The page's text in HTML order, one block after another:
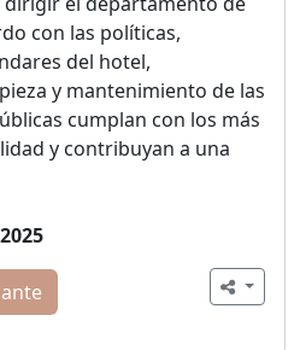
con las políticas,
del hotel,
y mantenimiento de las
cumplan con los más
y contribuyan a una